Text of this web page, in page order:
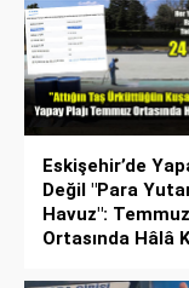
Eskişehir’de
Değil "Para
Havuz": Temmuz
Ortasında Hâlâ